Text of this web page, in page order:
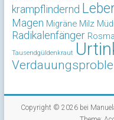
krampflindernd
Magen Migräne Milz
Radikalenfänger
Tausendgüldenkraut
Copyright © 2026 bei